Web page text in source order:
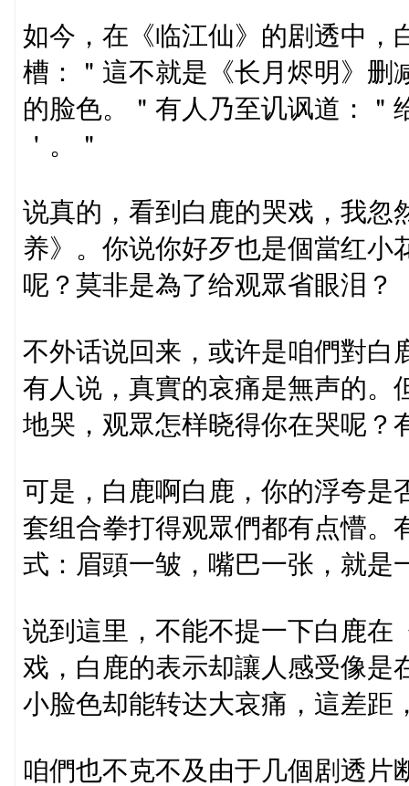
如今，在《临江仙》的剧透中，
槽：＂這不就是《长月烬明》删
的脸色。＂有人乃至讥讽道：＂
＇。＂
说真的，看到白鹿的哭戏，我忽
养》。你说你好歹也是個當红小
呢？莫非是為了给观眾省眼泪？
不外话说回来，或许是咱們對白
有人说，真實的哀痛是無声的。
地哭，观眾怎样晓得你在哭呢？
可是，白鹿啊白鹿，你的浮夸是
套组合拳打得观眾們都有点懵。
式：眉頭一皱，嘴巴一张，就是
说到這里，不能不提一下白鹿在
戏，白鹿的表示却讓人感受像是
小脸色却能转达大哀痛，這差距
咱們也不克不及由于几個剧透片